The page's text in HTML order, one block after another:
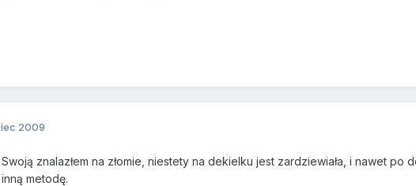
2009
znalazłem na złomie, niestety na dekielku jest zardziewiała, i nawet
metodę.